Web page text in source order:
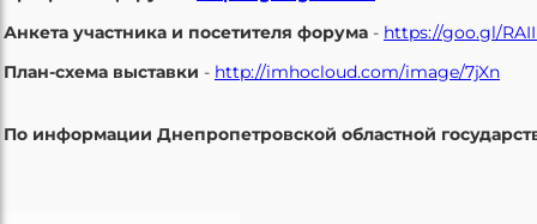
Анкета участника и посетителя форума - https://goo.gl/
План-схема выставки - http://imhocloud.com/image/7jXn
По информации Днепропетровской областной